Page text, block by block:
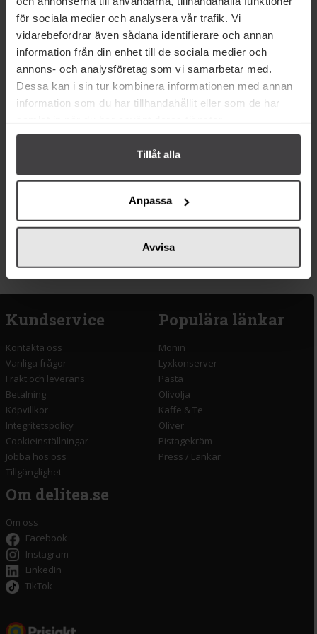
för sociala medier och analysera vår trafik. Vi
vidarebefordrar även sådana identifierare och annan
information från din enhet till de sociala medier och
annons- och analysföretag som vi samarbetar med.
Dessa kan i sin tur kombinera informationen med annan
information som du har tillhandahållit eller som de har
Tillåt alla
Anpassa
Avvisa
Köp Mer info
56 kr
Kardemumma Blå 180g
Kundservice
Kontakta oss
Vanliga frågor
Frakt och leverans
Betalning
Köpvillkor
Integritetspolicy
Cookieinställningar
Jobba hos oss
Tillgänglighet
Populära länkar
Monin
Lyxkonserver
Pasta
Olivolja
Kaffe & Te
Oliver
Pistagekräm
Press / Länkar
Om delitea.se
Om oss
Facebook
Instagram
LinkedIn
TikTok